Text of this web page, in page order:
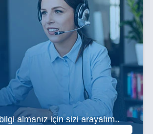
almanız için sizi arayalım..